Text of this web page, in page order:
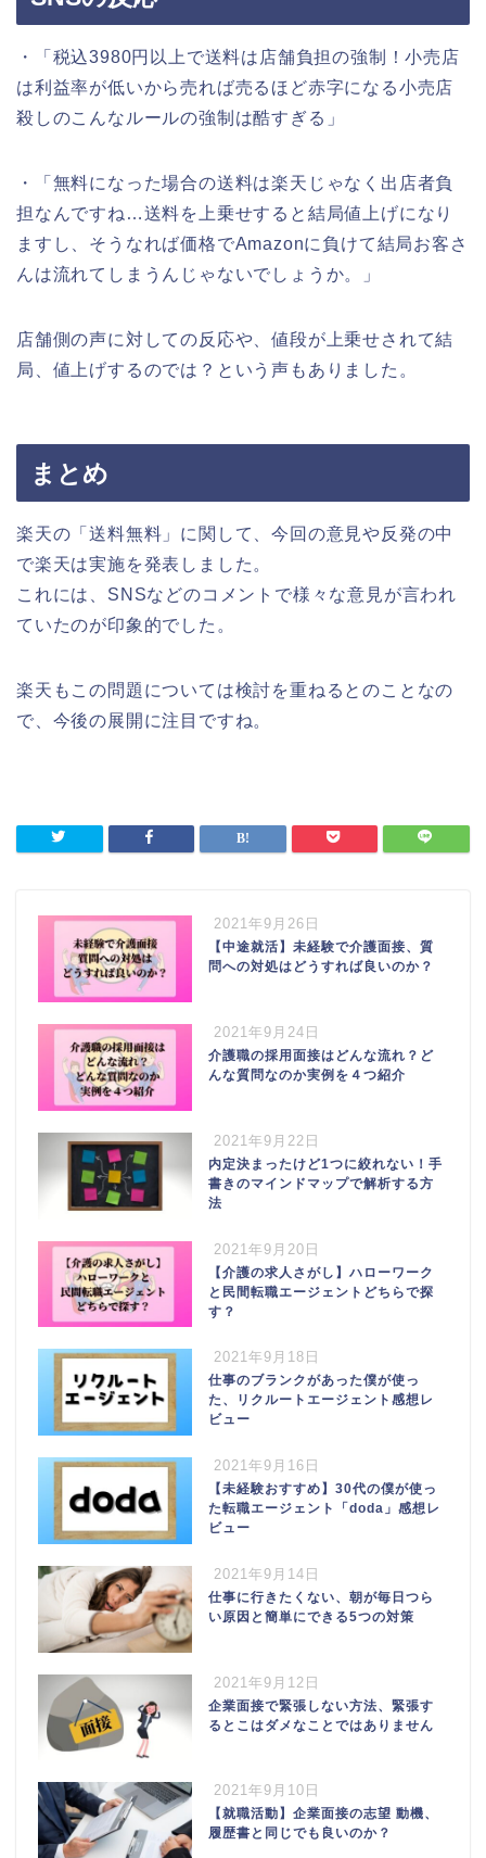
・「税込3980円以上で送料は店舗負担の強制！小売店
は利益率が低いから売れば売るほど赤字になる小売店
殺しのこんなルールの強制は酷すぎる」
・「無料になった場合の送料は楽天じゃなく出店者負
担なんですね…送料を上乗せすると結局値上げになり
ますし、そうなれば価格でAmazonに負けて結局お客さ
んは流れてしまうんじゃないでしょうか。」
店舗側の声に対しての反応や、値段が上乗せされて結
局、値上げするのでは？という声もありました。
まとめ
楽天の「送料無料」に関して、今回の意見や反発の中
で楽天は実施を発表しました。
これには、SNSなどのコメントで様々な意見が言われ
ていたのが印象的でした。
楽天もこの問題については検討を重ねるとのことなの
で、今後の展開に注目ですね。
2021年9月26日
【中途就活】未経験で介護面接、質
問への対処はどうすれば良いのか？
2021年9月24日
介護職の採用面接はどんな流れ？ど
んな質問なのか実例を４つ紹介
2021年9月22日
内定決まったけど1つに絞れない！手
書きのマインドマップで解析する方
法
2021年9月20日
【介護の求人さがし】ハローワーク
と民間転職エージェントどちらで探
す？
2021年9月18日
仕事のブランクがあった僕が使っ
た、リクルートエージェント感想レ
ビュー
2021年9月16日
【未経験おすすめ】30代の僕が使っ
た転職エージェント「doda」感想レ
ビュー
2021年9月14日
仕事に行きたくない、朝が毎日つら
い原因と簡単にできる5つの対策
2021年9月12日
企業面接で緊張しない方法、緊張す
るとこはダメなことではありません
2021年9月10日
【就職活動】企業面接の志望 動機、
履歴書と同じでも良いのか？